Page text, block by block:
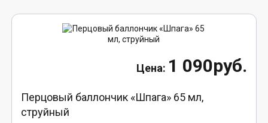
1 090руб.
Перцовый баллончик «Шпага» 65 мл,
струйный